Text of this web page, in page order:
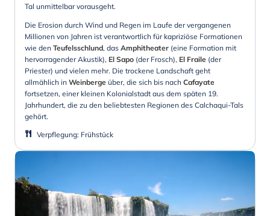
Tal unmittelbar vorausgeht.
Die Erosion durch Wind und Regen im Laufe der vergangenen
Millionen von Jahren ist verantwortlich für kapriziöse Formationen
wie den Teufelsschlund, das Amphitheater (eine Formation mit
hervorragender Akustik), El Sapo (der Frosch), El Fraile (der
Priester) und vielen mehr. Die trockene Landschaft geht
allmählich in Weinberge über, die sich bis nach Cafayate
fortsetzen, einer kleinen Kolonialstadt aus dem späten 19.
Jahrhundert, die zu den beliebtesten Regionen des Calchaqui-Tals
gehört.
Verpflegung: Frühstück